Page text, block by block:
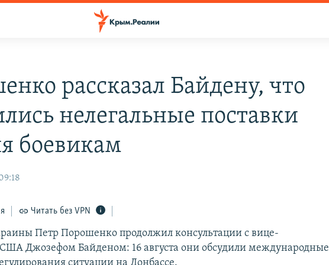
рассказал Байдену, что
нелегальные поставки
боевикам
Читать без VPN
Петр Порошенко продолжил консультации с вице-
Джозефом Байденом: 16 августа они обсудили международные